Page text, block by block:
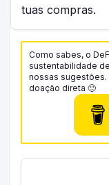
tuas compras.
Como sabes, o
sustentabilidade
nossas sugestões.
doação direta 🙂